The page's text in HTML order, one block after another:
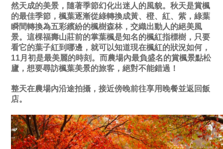
然天成的美景，隨著季節幻化出迷人的風貌。秋天是賞楓
的最佳季節，楓葉逐漸從綠轉換成黃、橙、紅、紫，綠葉
瞬間轉換為五彩繽紛的楓樹森林，交織出動人的絕美風
景。這棵福壽山莊前的掌葉楓是知名的楓紅指標樹，只要
看它的葉子紅到哪邊，就可以知道現在楓紅的狀況如何，
11月初是最美麗的時刻。而農場內最負盛名的賞楓景點松
廬，想要尋訪楓葉美景的旅客，絕對不能錯過！
整天在農場內沿途拍攝，接近傍晚前往享用晚餐並返回飯
店。